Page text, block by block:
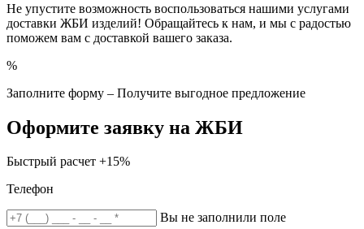
Не упустите возможность воспользоваться нашими услугами
доставки ЖБИ изделий! Обращайтесь к нам, и мы с радостью
поможем вам с доставкой вашего заказа.
%
Заполните форму – Получите выгодное предложение
Оформите заявку на ЖБИ
Быстрый расчет +15%
Телефон
Вы не заполнили поле